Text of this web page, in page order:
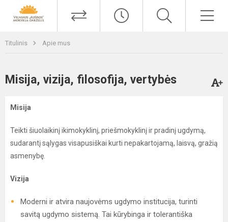
Titulinis Apie mus
Misija, vizija, filosofija, vertybės
Misija
Teikti šiuolaikinį ikimokyklinį, priešmokyklinį ir pradinį ugdymą,
sudarantį sąlygas visapusiškai kurti nepakartojamą, laisvą, gražią
asmenybę.
Vizija
Moderni ir atvira naujovėms ugdymo institucija, turinti
savitą ugdymo sistemą. Tai kūrybinga ir tolerantiška